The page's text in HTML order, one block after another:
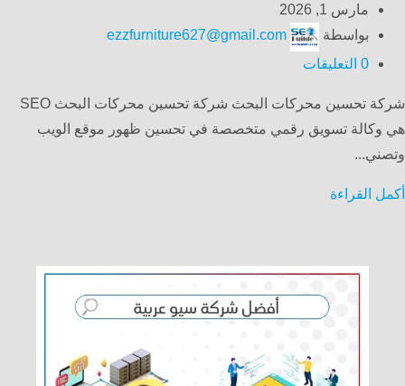
مارس 1, 2026
بواسطة
ezzfurniture627@gmail.com
0 التعليقات
شركة تحسين محركات البحث شركة تحسين محركات البحث SEO
هي وكالة تسويق رقمي متخصصة في تحسين ظهور موقع الويب
وتصني...
أكمل القراءة